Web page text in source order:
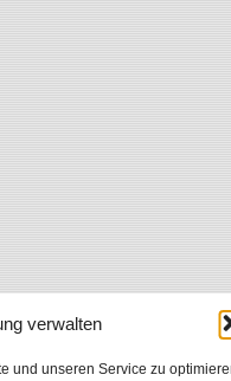
verwalten
und unseren Service zu